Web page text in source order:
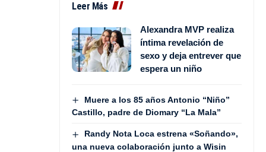
Leer Más
Alexandra MVP realiza
íntima revelación de
sexo y deja entrever que
espera un niño
Muere a los 85 años Antonio “Niño”
Castillo, padre de Diomary “La Mala”
Randy Nota Loca estrena «Soñando»,
una nueva colaboración junto a Wisin